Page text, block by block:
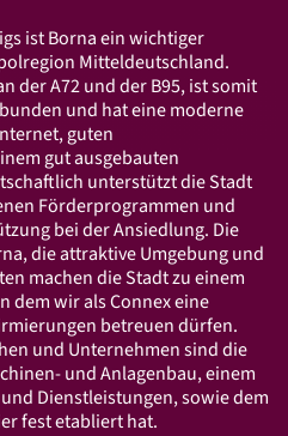
ist Borna ein wichtiger
Mitteldeutschland.
der A72 und der B95, ist somit
und hat eine moderne
guten
gut ausgebauten
unterstützt die Stadt
Förderprogrammen und
bei der Ansiedlung. Die
die attraktive Umgebung und
machen die Stadt zu einem
dem wir als Connex eine
betreuen dürfen.
und Unternehmen sind die
und Anlagenbau, einem
Dienstleistungen, sowie dem
fest etabliert hat.